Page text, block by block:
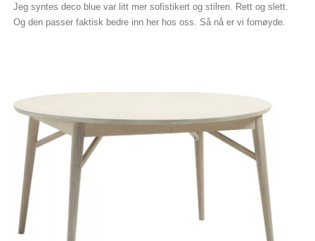
Jeg syntes deco blue var litt mer sofistikert og stilren. Rett og slett.
Og den passer faktisk bedre inn her hos oss. Så nå er vi fornøyde.